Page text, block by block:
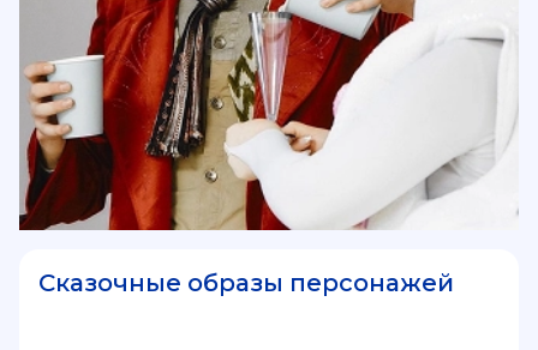
Сказочные образы персонажей